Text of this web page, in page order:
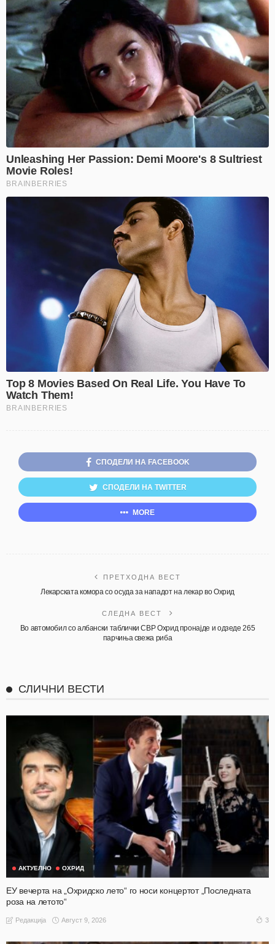
СПОДЕЛИ НА FACEBOOK
СПОДЕЛИ НА TWITTER
MORE
ПРЕТХОДНА ВЕСТ
Лекарската комора со осуда за нападот на лекар во Охрид
СЛЕДНА ВЕСТ
Во автомобил со албански таблички СВР Охрид пронајде и одзеде 265
парчиња свежа риба
СЛИЧНИ ВЕСТИ
АКТУЕЛНО ОХРИД
ЕУ вечерта на „Охридско лето“ го носи концертот „Последната
роза на летото“
Редакција Август 9, 2026 3